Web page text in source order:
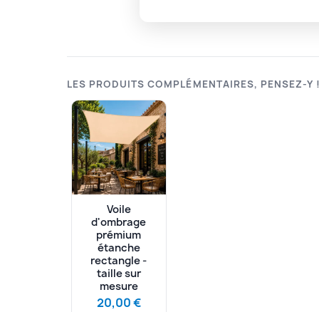
LES PRODUITS COMPLÉMENTAIRES, PENSEZ-Y
Voile
d'ombrage
prémium
étanche
rectangle -
taille sur
mesure
20,00 €